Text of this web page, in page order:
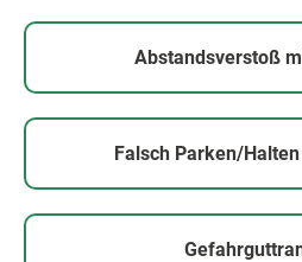
Abstandsverstoß
Falsch Parken/Halten